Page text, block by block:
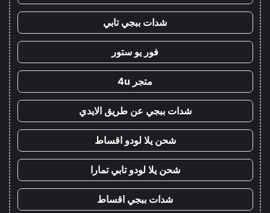
شدات ببجي تابي
فور يو ستور
متجر 4u
شدات ببجي عن طريق الايدي
شحن يلا لودو اقساط
شحن يلا لودو تابي تمارا
شدات ببجي اقساط